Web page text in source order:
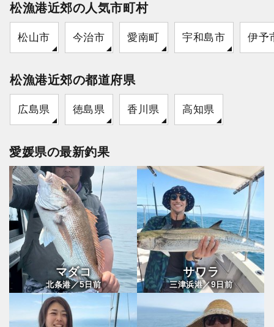
松漁港近郊の人気市町村
松山市 今治市 愛南町 宇和島市 伊予
松漁港近郊の都道府県
広島県 徳島県 香川県 高知県
愛媛県の最新釣果
マダコ
北条港／5日前
サワラ
三津浜港／9日前